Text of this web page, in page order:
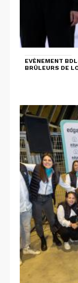
EVÈNEMENT
BRÛLEURS DE